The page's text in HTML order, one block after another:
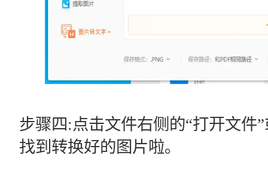
步骤四:点击文件右侧的“打开文件
找到转换好的图片啦｡